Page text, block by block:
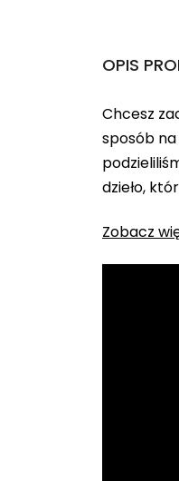
OPIS
Chcesz
sposób
dzieło,
Zobacz